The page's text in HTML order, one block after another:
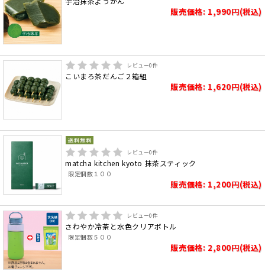
販売価格: 1,990円(税込)
レビュー0件
こいまろ茶だんご２箱組
販売価格: 1,620円(税込)
レビュー0件
matcha kitchen kyoto 抹茶スティック
限定個数１００
販売価格: 1,200円(税込)
レビュー0件
さわやか冷茶と水色クリアボトル
限定個数５００
販売価格: 2,800円(税込)